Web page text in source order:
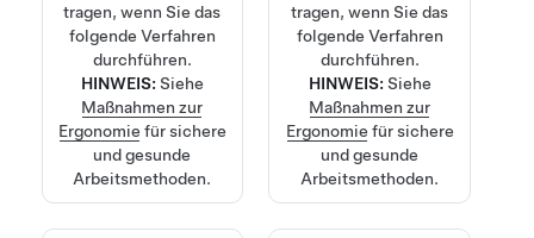
tragen, wenn Sie das
folgende Verfahren
durchführen.
HINWEIS: Siehe
Maßnahmen zur
Ergonomie für sichere
und gesunde
Arbeitsmethoden.
tragen, wenn Sie das
folgende Verfahren
durchführen.
HINWEIS: Siehe
Maßnahmen zur
Ergonomie für sichere
und gesunde
Arbeitsmethoden.